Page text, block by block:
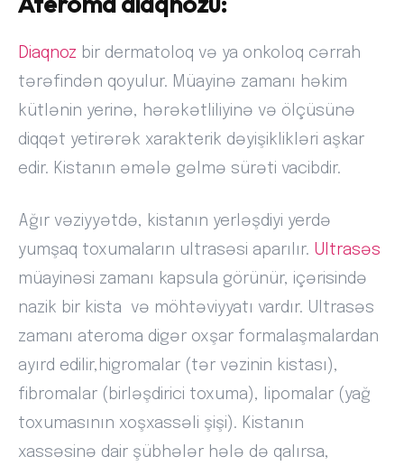
Diaqnoz bir dermatoloq və ya onkoloq cərrah
tərəfindən qoyulur. Müayinə zamanı həkim
kütlənin yerinə, hərəkətliliyinə və ölçüsünə
diqqət yetirərək xarakterik dəyişiklikləri aşkar
edir. Kistanın əmələ gəlmə sürəti vacibdir.
Ağır vəziyyətdə, kistanın yerləşdiyi yerdə
yumşaq toxumaların ultrasəsi aparılır. Ultrasəs
müayinəsi zamanı kapsula görünür, içərisində
nazik bir kista və möhtəviyyatı vardır. Ultrasəs
zamanı ateroma digər oxşar formalaşmalardan
ayırd edilir,higromalar (tər vəzinin kistası),
fibromalar (birləşdirici toxuma), lipomalar (yağ
toxumasının xoşxassəli şişi). Kistanın
xassəsinə dair şübhələr hələ də qalırsa,